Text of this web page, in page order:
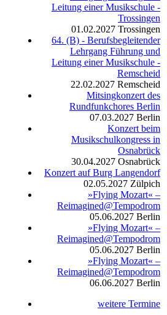
Leitung einer Musikschule -
Trossingen
01.02.2027 Trossingen
64. (B) - Berufsbegleitender
Lehrgang Führung und
Leitung einer Musikschule -
Remscheid
22.02.2027 Remscheid
Mitsingkonzert des
Rundfunkchores Berlin
07.03.2027 Berlin
Konzert beim
Musikschulkongress in
Osnabrück
30.04.2027 Osnabrück
Konzert auf Burg Langendorf
02.05.2027 Zülpich
»Flying Mozart« –
Reimagined@Tempodrom
05.06.2027 Berlin
»Flying Mozart« –
Reimagined@Tempodrom
05.06.2027 Berlin
»Flying Mozart« –
Reimagined@Tempodrom
06.06.2027 Berlin
weitere Termine